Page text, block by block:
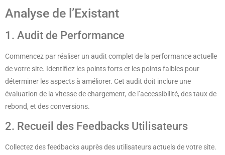
Analyse de l’Existant
1. Audit de Performance
Commencez par réaliser un audit complet de la performance actuelle
de votre site. Identifiez les points forts et les points faibles pour
déterminer les aspects à améliorer. Cet audit doit inclure une
évaluation de la vitesse de chargement, de l’accessibilité, des taux de
rebond, et des conversions.
2. Recueil des Feedbacks Utilisateurs
Collectez des feedbacks auprès des utilisateurs actuels de votre site.